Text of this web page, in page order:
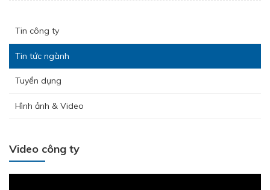
Tin công ty
Tin tức ngành
Tuyển dụng
Hình ảnh & Video
Video công ty